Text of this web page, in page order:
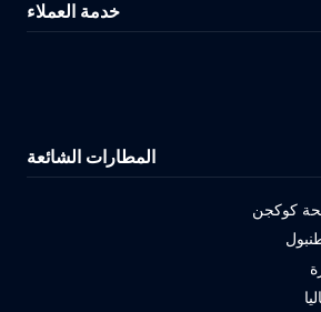
خدمة العملاء
المطارات الشائعة
كوكجن